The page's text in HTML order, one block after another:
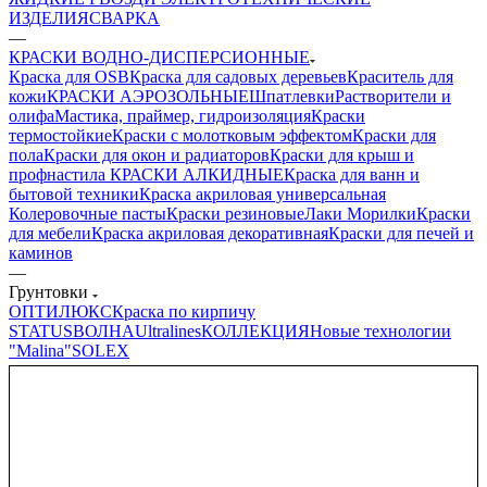
ИЗДЕЛИЯСВАРКА
—
КРАСКИ ВОДНО-ДИСПЕРСИОННЫЕ
Краска для OSBКраска для садовых деревьевКраситель для
кожиКРАСКИ АЭРОЗОЛЬНЫЕШпатлевкиРастворители и
олифаМастика, праймер, гидроизоляцияКраски
термостойкиеКраски с молотковым эффектомКраски для
полаКраски для окон и радиаторовКраски для крыш и
профнастила КРАСКИ АЛКИДНЫЕКраска для ванн и
бытовой техникиКраска акриловая универсальная
Колеровочные пастыКраски резиновыеЛаки МорилкиКраски
для мебелиКраска акриловая декоративнаяКраски для печей и
каминов
—
Грунтовки
ОПТИЛЮКСКраска по кирпичу
STATUSВОЛНАUltralinesКОЛЛЕКЦИЯНовые технологии
"Malina"SOLEX